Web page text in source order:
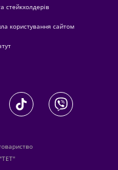
стейкхолдерів
користування сайтом